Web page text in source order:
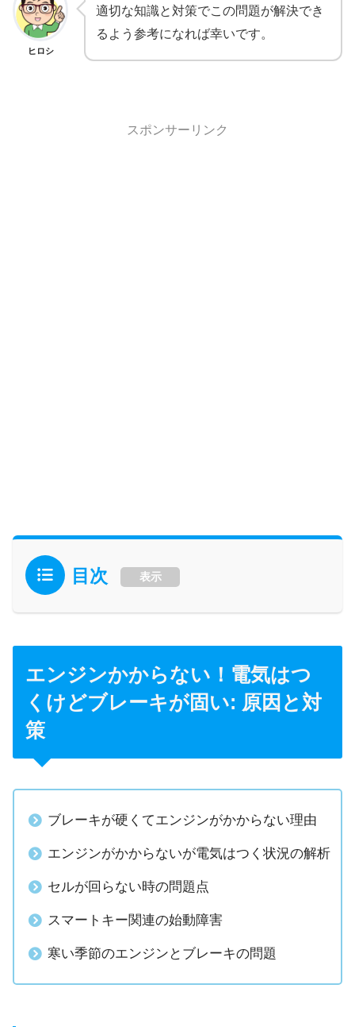
ヒロシ
適切な知識と対策でこの問題が解決でき
るよう参考になれば幸いです。
スポンサーリンク
目次 表示
エンジンかからない！電気はつ
くけどブレーキが固い: 原因と対
策
ブレーキが硬くてエンジンがかからない理由
エンジンがかからないが電気はつく状況の解析
セルが回らない時の問題点
スマートキー関連の始動障害
寒い季節のエンジンとブレーキの問題